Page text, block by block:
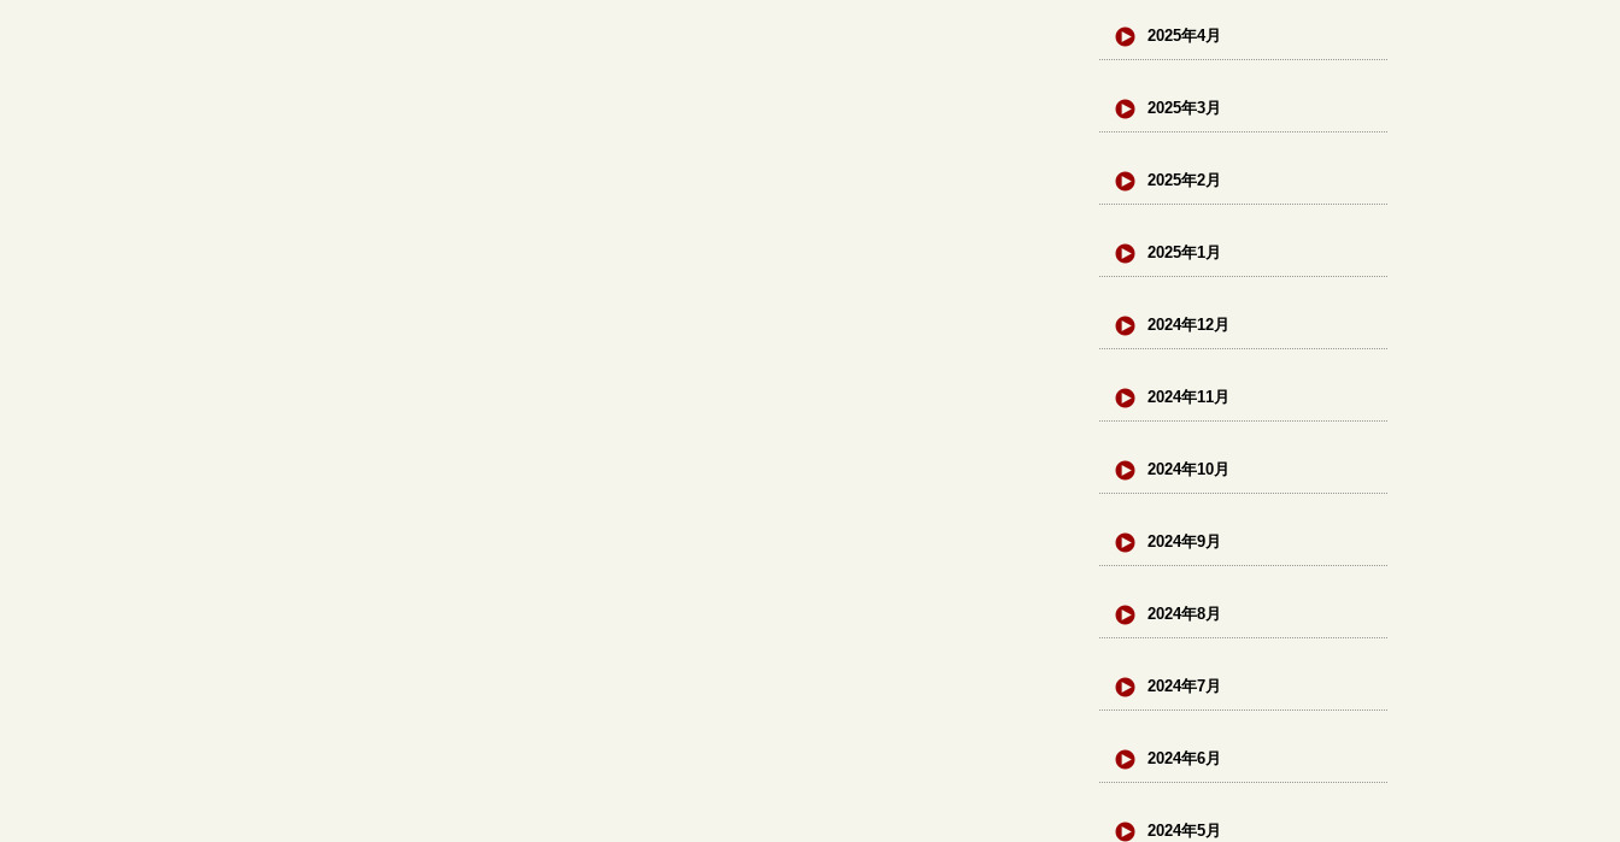
2025年4月
2025年3月
2025年2月
2025年1月
2024年12月
2024年11月
2024年10月
2024年9月
2024年8月
2024年7月
2024年6月
2024年5月